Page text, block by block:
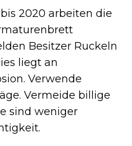
2020 arbeiten die
Besitzer Ruckeln
liegt an
Verwende
Vermeide billige
sind weniger